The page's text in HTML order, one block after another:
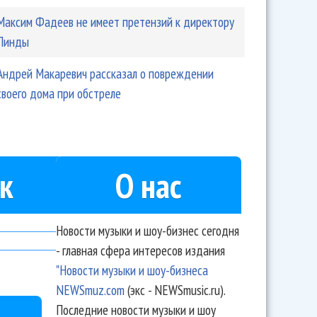
Фадеев не имеет претензий к директору
Макаревич рассказал о повреждении
дома при обстреле
О нас
Новости музыки и шоу-бизнес сегодня
- главная сфера интересов издания
"Новости музыки и шоу-бизнеса
NEWSmuz.com(экс - NEWSmusic.ru).
Последние новости музыки и шоу